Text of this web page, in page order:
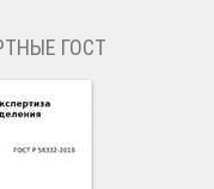
ГОСТ